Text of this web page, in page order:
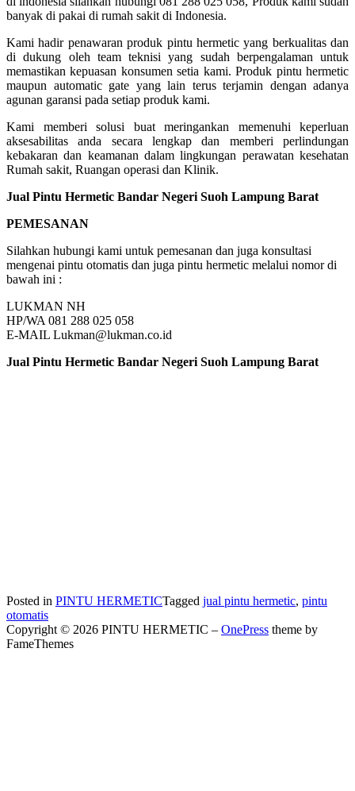
banyak di pakai di rumah sakit di Indonesia.
Kami hadir penawaran produk pintu hermetic yang berkualitas dan
di dukung oleh team teknisi yang sudah berpengalaman untuk
memastikan kepuasan konsumen setia kami. Produk pintu hermetic
maupun automatic gate yang lain terus terjamin dengan adanya
agunan garansi pada setiap produk kami.
Kami memberi solusi buat meringankan memenuhi keperluan
aksesabilitas anda secara lengkap dan memberi perlindungan
kebakaran dan keamanan dalam lingkungan perawatan kesehatan
Rumah sakit, Ruangan operasi dan Klinik.
Jual Pintu Hermetic Bandar Negeri Suoh Lampung Barat
PEMESANAN
Silahkan hubungi kami untuk pemesanan dan juga konsultasi
mengenai pintu otomatis dan juga pintu hermetic melalui nomor di
bawah ini :
LUKMAN NH
HP/WA 081 288 025 058
E-MAIL Lukman@lukman.co.id
Jual Pintu Hermetic Bandar Negeri Suoh Lampung Barat
Posted in PINTU HERMETICTagged jual pintu hermetic, pintu
otomatis
Copyright © 2026 PINTU HERMETIC – OnePress theme by
FameThemes